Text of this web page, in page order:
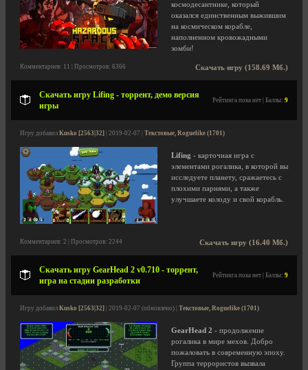
космодесантнике, который
оказался единственным выжившим
на космическом корабле,
наполненном кровожадными
зомби!
Скачать игру (158.69 Мб.)
Комментариев: 11 | Просмотров: 6366
Скачать игру Lifing - торрент, демо версия
игры
Рейтинга пока нет | Баллы: 9
Игру добавил Kusko [2563|32] | 2019-02-07 | Текстовые, Roguelike (1701)
Lifing - карточная игра с
элементами рогалика, в которой вы
исследуете планету, сражаетесь с
плохими парнями, а также
улучшаете колоду и свой корабль.
Скачать игру (16.40 Мб.)
Комментариев: 2 | Просмотров: 2244
Скачать игру GearHead 2 v0.710 - торрент,
игра на стадии разработки
Рейтинга пока нет | Баллы: 9
Игру добавил Kusko [2563|32] | 2019-02-07 (обновлено) | Текстовые, Roguelike (1701)
GearHead 2 - продолжение
рогалика в мире мехов. Добро
пожаловать в современную эпоху.
Группа террористов вызвала